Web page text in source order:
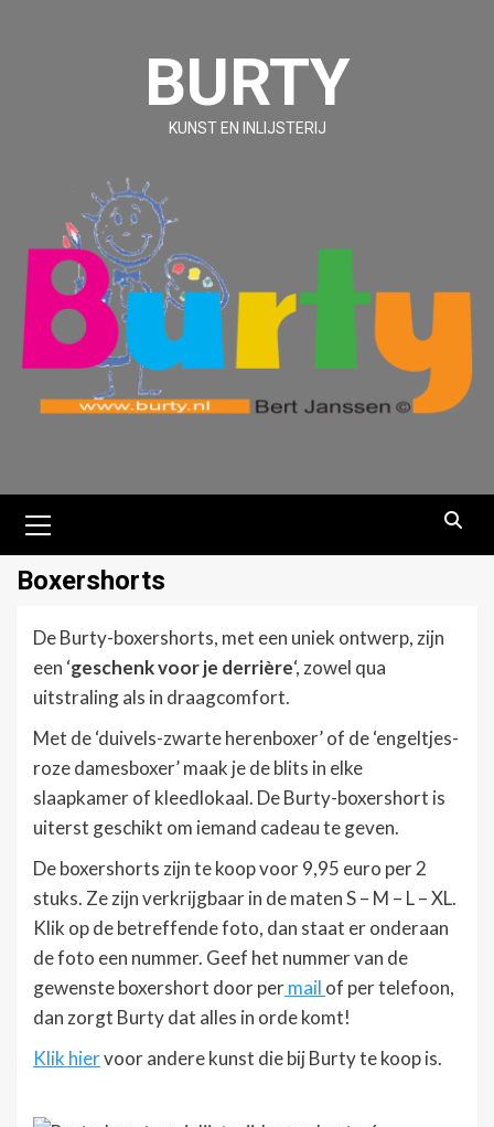
BURTY
KUNST EN INLIJSTERIJ
menu
Boxershorts
De Burty-boxershorts, met een uniek ontwerp, zijn
een ‘geschenk voor je derrière‘, zowel qua
uitstraling als in draagcomfort.
Met de ‘duivels-zwarte herenboxer’ of de ‘engeltjes-
roze damesboxer’ maak je de blits in elke
slaapkamer of kleedlokaal. De Burty-boxershort is
uiterst geschikt om iemand cadeau te geven.
De boxershorts zijn te koop voor 9,95 euro per 2
stuks. Ze zijn verkrijgbaar in de maten S – M – L – XL.
Klik op de betreffende foto, dan staat er onderaan
de foto een nummer. Geef het nummer van de
gewenste boxershort door permail of per telefoon,
dan zorgt Burty dat alles in orde komt!
Klik hiervoor andere kunst die bij Burty te koop is.